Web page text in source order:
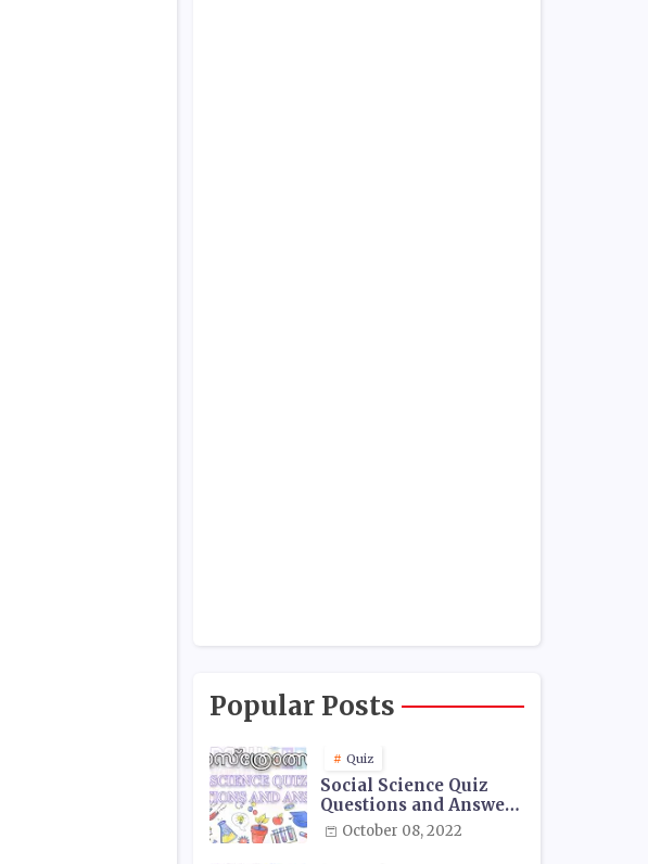
Popular Posts
Quiz
Social Science Quiz
Questions and Answers
- 01October 08, 2022